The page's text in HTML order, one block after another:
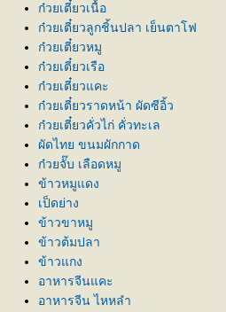
ก๋วยเตี๋ยวเนื้อ
ก๋วยเตี๋ยวลูกชิ้นปลา เย็นตาโฟ
ก๋วยเตี๋ยวหมู
ก๋วยเตี๋ยวเรือ
ก๋วยเตี๋ยวแคะ
ก๋วยเตี๋ยวราดหน้า ผัดซีอิ้ว
ก๋วยเตี๋ยวคั่วไก่ คั่วทะเล
ผัดไทย ขนมผักกาด
ก๋วยจั๊บ เลือดหมู
ข้าวหมูแดง
เป็ดย่าง
ข้าวขาหมู
ข้าวต้มปลา
ข้าวแกง
อาหารจีนแคะ
อาหารจีน ไหหลำ